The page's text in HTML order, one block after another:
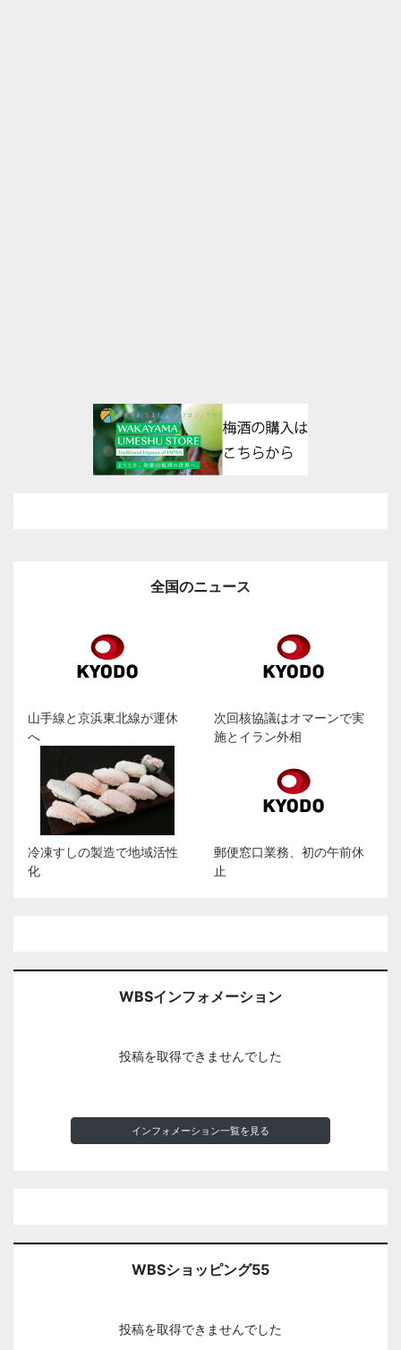
全国のニュース
山手線と京浜東北線が運休
へ
次回核協議はオマーンで実
施とイラン外相
冷凍すしの製造で地域活性
化
郵便窓口業務、初の午前休
止
WBSインフォメーション
投稿を取得できませんでした
インフォメーション一覧を見る
WBSショッピング55
投稿を取得できませんでした